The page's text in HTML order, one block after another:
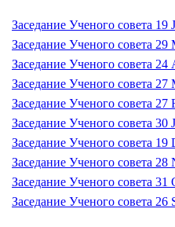
Заседание Ученого совета 19
Заседание Ученого совета 29
Заседание Ученого совета 24
Заседание Ученого совета 27
Заседание Ученого совета 27
Заседание Ученого совета 30
Заседание Ученого совета 19
Заседание Ученого совета 28
Заседание Ученого совета 31
Заседание Ученого совета 26